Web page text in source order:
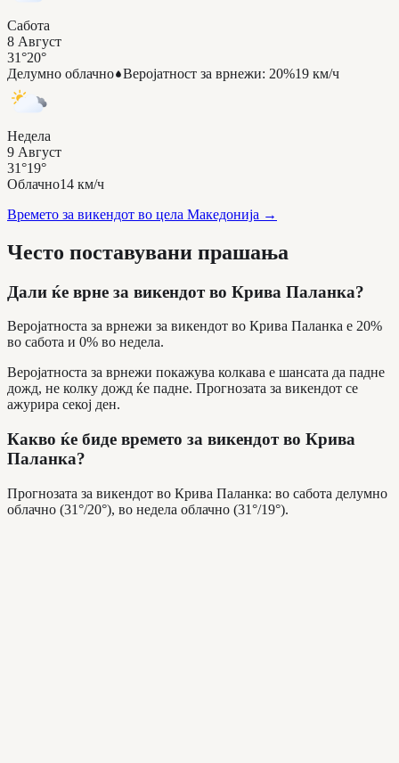
Сабота
8 Август
31°20°
Делумно облачно Веројатност за врнежи: 20%19 км/ч
Недела
9 Август
31°19°
Облачно14 км/ч
Времето за викендот во цела Македонија →
Често поставувани прашања
Дали ќе врне за викендот во Крива Паланка?
Веројатноста за врнежи за викендот во Крива Паланка е 20%
во сабота и 0% во недела.
Веројатноста за врнежи покажува колкава е шансата да падне
дожд, не колку дожд ќе падне. Прогнозата за викендот се
ажурира секој ден.
Какво ќе биде времето за викендот во Крива
Паланка?
Прогнозата за викендот во Крива Паланка: во сабота делумно
облачно (31°/20°), во недела облачно (31°/19°).